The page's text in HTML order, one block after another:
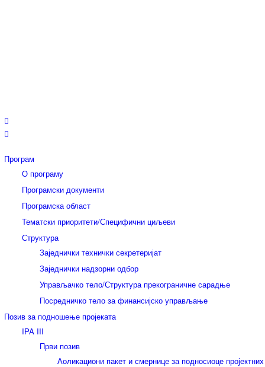
Програм
О програму
Програмски документи
Програмска област
Тематски приоритети/Специфични циљеви
Структура
Заједнички технички секретеријат
Заједнички надзорни одбор
Управљачко тело/Структура прекограничне сарадње
Посредничко тело за финансијско управљање
Позив за подношење пројеката
IPA III
Први позив
Аоликациони пакет и смернице за подносиоце пројектних